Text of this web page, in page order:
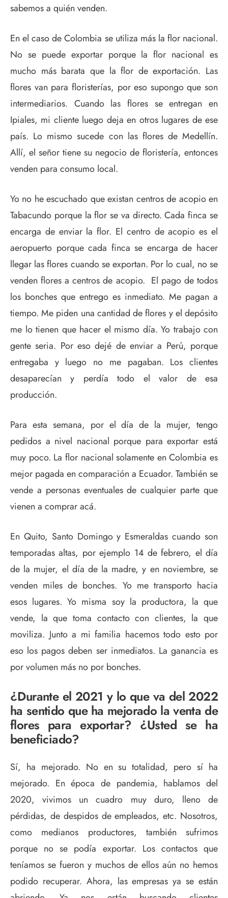
sabemos a quién venden.
En el caso de Colombia se utiliza más la flor nacional.
No se puede exportar porque la flor nacional es
mucho más barata que la flor de exportación. Las
flores van para floristerías, por eso supongo que son
intermediarios. Cuando las flores se entregan en
Ipiales, mi cliente luego deja en otros lugares de ese
país. Lo mismo sucede con las flores de Medellín.
Allí, el señor tiene su negocio de floristería, entonces
venden para consumo local.
Yo no he escuchado que existan centros de acopio en
Tabacundo porque la flor se va directo. Cada finca se
encarga de enviar la flor. El centro de acopio es el
aeropuerto porque cada finca se encarga de hacer
llegar las flores cuando se exportan. Por lo cual, no se
venden flores a centros de acopio. El pago de todos
los bonches que entrego es inmediato. Me pagan a
tiempo. Me piden una cantidad de flores y el depósito
me lo tienen que hacer el mismo día. Yo trabajo con
gente seria. Por eso dejé de enviar a Perú, porque
entregaba y luego no me pagaban. Los clientes
desaparecían y perdía todo el valor de esa
producción.
Para esta semana, por el día de la mujer, tengo
pedidos a nivel nacional porque para exportar está
muy poco. La flor nacional solamente en Colombia es
mejor pagada en comparación a Ecuador. También se
vende a personas eventuales de cualquier parte que
vienen a comprar acá.
En Quito, Santo Domingo y Esmeraldas cuando son
temporadas altas, por ejemplo 14 de febrero, el día
de la mujer, el día de la madre, y en noviembre, se
venden miles de bonches. Yo me transporto hacia
esos lugares. Yo misma soy la productora, la que
vende, la que toma contacto con clientes, la que
moviliza. Junto a mi familia hacemos todo esto por
eso los pagos deben ser inmediatos. La ganancia es
por volumen más no por bonches.
¿Durante el 2021 y lo que va del 2022
ha sentido que ha mejorado la venta de
flores para exportar? ¿Usted se ha
beneficiado?
Sí, ha mejorado. No en su totalidad, pero sí ha
mejorado. En época de pandemia, hablamos del
2020, vivimos un cuadro muy duro, lleno de
pérdidas, de despidos de empleados, etc. Nosotros,
como medianos productores, también sufrimos
porque no se podía exportar. Los contactos que
teníamos se fueron y muchos de ellos aún no hemos
podido recuperar. Ahora, las empresas ya se están